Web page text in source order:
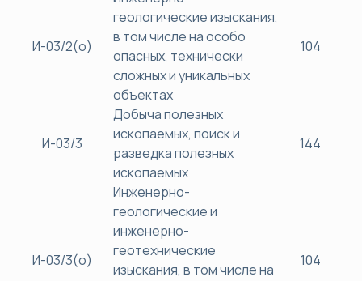
И-03/2(о)
геологические изыскания,
в том числе на особо
опасных, технически
сложных и уникальных
объектах
104
И-03/3
Добыча полезных
ископаемых, поиск и
разведка полезных
ископаемых
144
И-03/3(о)
Инженерно-
геологические и
инженерно-
геотехнические
изыскания, в том числе на
104